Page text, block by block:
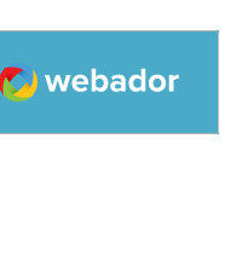
Webador